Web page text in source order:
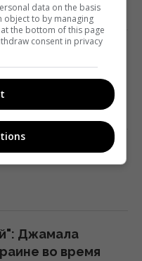
о Луну:
в
спустя
поглощать
подделкой
защиту от
важное
фурор с
Джамала
во время
data on the basis
object to by managing
the bottom of this page
consent in privacy